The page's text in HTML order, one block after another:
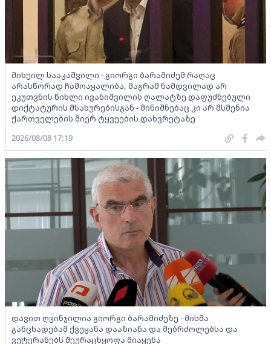
მიხეილ სააკაშვილი - გიორგი ბარამიძემ რაღაც
არასწორად ჩამოაყალიბა, მაგრამ ნამდვილად არ
ეკუთვნის წიხლი ივანიშვილის ღალატზე დაფუძნებული
დიქტატურის მსახურებისგან - მინიშნებაც კი არ მსმენია
ქართველების მიერ ტყვეების დახვრეტაზე
2026/08/08 17:19
დავით ღვინჯილია გიორგი ბარამიძეზე - მისმა
განცხადებამ ქვეყანა დააზიანა და მებრძოლებსა და
ვეტერანებს შეურაცხყოფა მიაყენა